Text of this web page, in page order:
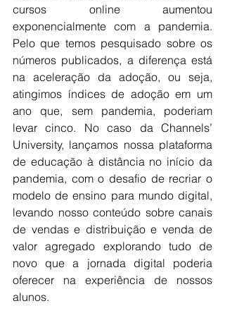
cursos online aumentou
exponencialmente com a pandemia.
Pelo que temos pesquisado sobre os
números publicados, a diferença está
na aceleração da adoção, ou seja,
atingimos índices de adoção em um
ano que, sem pandemia, poderiam
levar cinco. No caso da Channels’
University, lançamos nossa plataforma
de educação à distância no início da
pandemia, com o desafio de recriar o
modelo de ensino para mundo digital,
levando nosso conteúdo sobre canais
de vendas e distribuição e venda de
valor agregado explorando tudo de
novo que a jornada digital poderia
oferecer na experiência de nossos
alunos.